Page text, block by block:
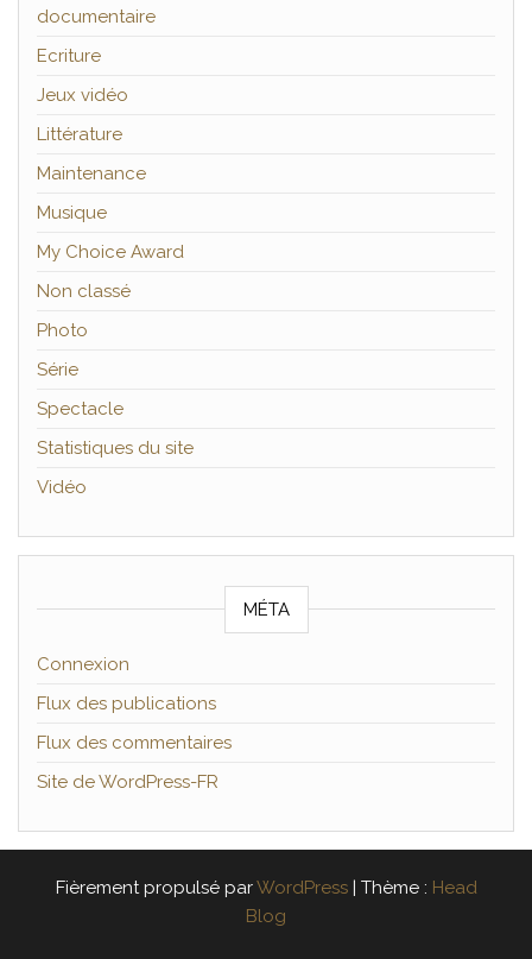
documentaire
Ecriture
Jeux vidéo
Littérature
Maintenance
Musique
My Choice Award
Non classé
Photo
Série
Spectacle
Statistiques du site
Vidéo
MÉTA
Connexion
Flux des publications
Flux des commentaires
Site de WordPress-FR
Fièrement propulsé parWordPress | Thème : Head
Blog